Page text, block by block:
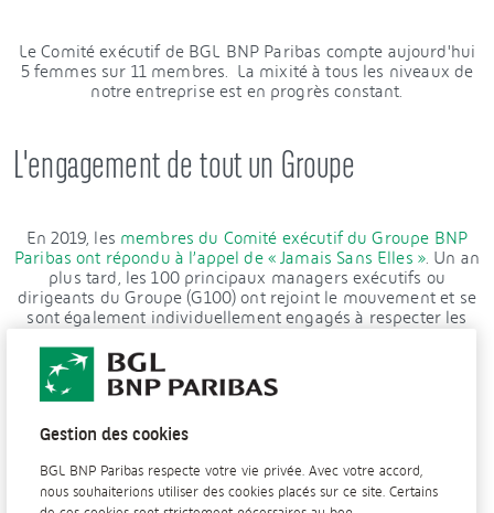
Le Comité exécutif de BGL BNP Paribas compte aujourd'hui
5 femmes sur 11 membres. La mixité à tous les niveaux de
notre entreprise est en progrès constant.
L'engagement de tout un Groupe
En 2019, les membres du Comité exécutif du Groupe BNP
Paribas ont répondu à l’appel de « Jamais Sans Elles ». Un an
plus tard, les 100 principaux managers exécutifs ou
dirigeants du Groupe (G100) ont rejoint le mouvement et se
sont également individuellement engagés à respecter les
A l’occasion de la Journée internationale des droits des
femmes, les membres du Comité exécutif de BGL BNP
Gestion des cookies
BGL BNP Paribas respecte votre vie privée. Avec votre accord,
nous souhaiterions utiliser des cookies placés sur ce site. Certains